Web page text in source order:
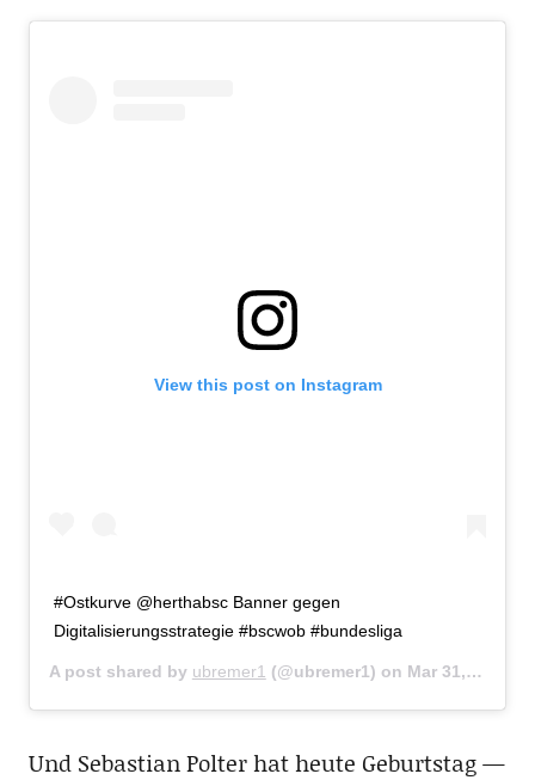
View this post on Instagram
#Ostkurve @herthabsc Banner gegen
Digitalisierungsstrategie #bscwob #bundesliga
A post shared by ubremer1 (@ubremer1) on Mar 31, 2018 at 11:37am PDT
Und Sebastian Polter hat heute Geburtstag —